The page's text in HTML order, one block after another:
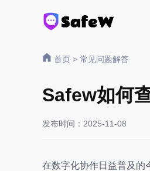
首页 > 常见问题解答
Safew如何
发布时间：2025-11-08
在数字化协作日益普及的